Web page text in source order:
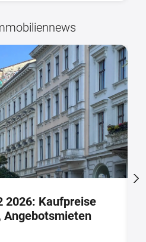
2026: Kaufpreise